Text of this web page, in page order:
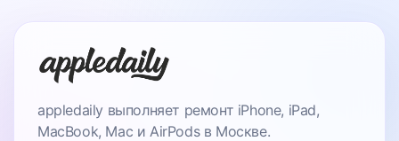
appledaily выполняет ремонт iPhone, iPad,
MacBook, Mac и AirPods в Москве.